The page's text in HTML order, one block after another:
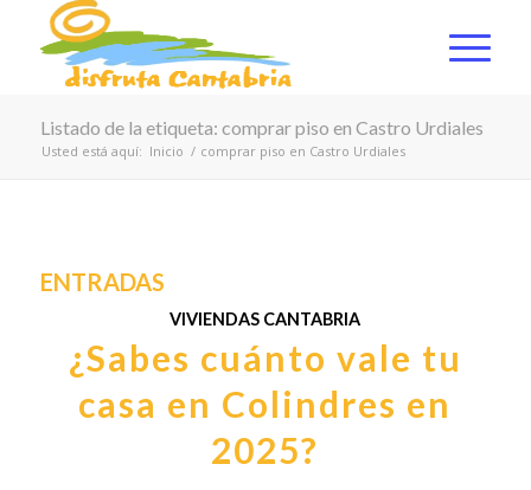
Listado de la etiqueta: comprar piso en Castro Urdiales
Usted está aquí: Inicio / comprar piso en Castro Urdiales
ENTRADAS
VIVIENDAS CANTABRIA
¿Sabes cuánto vale tu
casa en Colindres en
2025?